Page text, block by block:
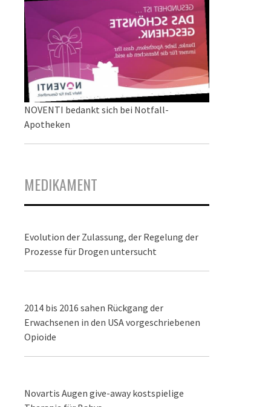
NOVENTI bedankt sich bei Notfall-
Apotheken
MEDIKAMENT
Evolution der Zulassung, der Regelung der
Prozesse für Drogen untersucht
2014 bis 2016 sahen Rückgang der
Erwachsenen in den USA vorgeschriebenen
Opioide
Novartis Augen give-away kostspielige